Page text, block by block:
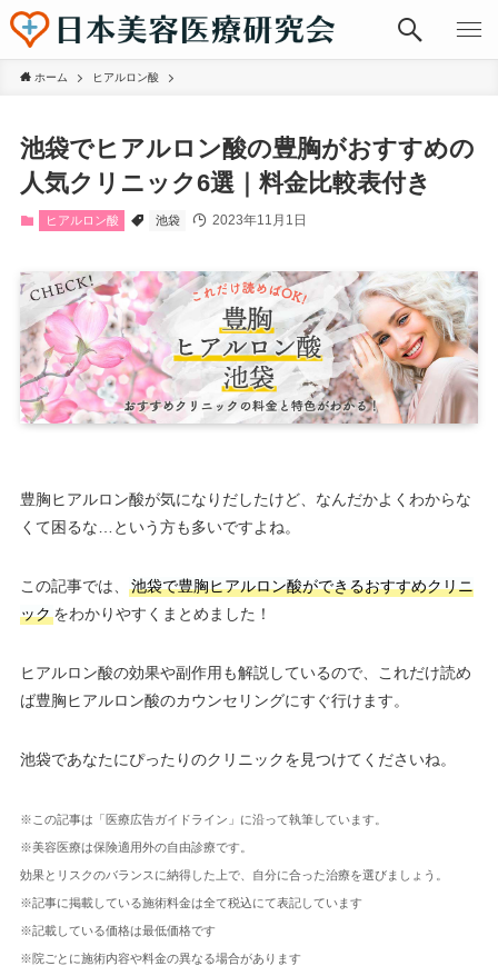
ホーム ヒアルロン酸
池袋でヒアルロン酸の豊胸がおすすめの
人気クリニック6選｜料金比較表付き
ヒアルロン酸 池袋 2023年11月1日
豊胸ヒアルロン酸が気になりだしたけど、なんだかよくわからな
くて困るな…という方も多いですよね。
この記事では、
池袋で豊胸ヒアルロン酸ができるおすすめクリニ
ックをわかりやすくまとめました！
ヒアルロン酸の効果や副作用も解説しているので、これだけ読め
ば豊胸ヒアルロン酸のカウンセリングにすぐ行けます。
池袋であなたにぴったりのクリニックを見つけてくださいね。
※この記事は「医療広告ガイドライン」に沿って執筆しています。
※美容医療は保険適用外の自由診療です。
効果とリスクのバランスに納得した上で、自分に合った治療を選びましょう。
※記事に掲載している施術料金は全て税込にて表記しています
※記載している価格は最低価格です
※院ごとに施術内容や料金の異なる場合があります